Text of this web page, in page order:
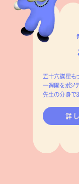
五十六謀星も
一週間をポジ
先生の分身で
詳